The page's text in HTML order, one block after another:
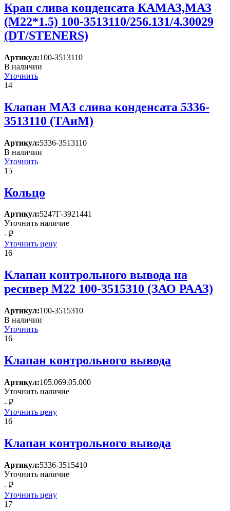
Кран слива конденсата КАМАЗ,МАЗ
(М22*1.5) 100-3513110/256.131/4.30029
(DT/STENERS)
Артикул:100-3513110
В наличии
Уточнить
14
Клапан МАЗ слива конденсата 5336-
3513110 (ТАиМ)
Артикул:5336-3513110
В наличии
Уточнить
15
Кольцо
Артикул:5247Г-3921441
Уточнить наличие
- ₽
Уточнить цену
16
Клапан контрольного вывода на
ресивер М22 100-3515310 (ЗАО РААЗ)
Артикул:100-3515310
В наличии
Уточнить
16
Клапан контрольного вывода
Артикул:105.069.05.000
Уточнить наличие
- ₽
Уточнить цену
16
Клапан контрольного вывода
Артикул:5336-3515410
Уточнить наличие
- ₽
Уточнить цену
17